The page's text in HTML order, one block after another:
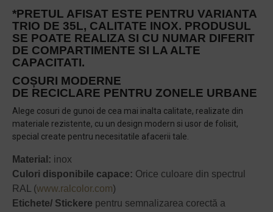
*PRETUL AFISAT ESTE PENTRU VARIANTA
TRIO DE 35L, CALITATE INOX. PRODUSUL
SE POATE REALIZA SI CU NUMAR DIFERIT
DE COMPARTIMENTE SI LA ALTE
CAPACITATI.
COȘURI MODERNE
DE RECICLARE PENTRU ZONELE URBANE
Alege cosuri de gunoi de cea mai inalta calitate, realizate din
materiale rezistente, cu un design modern si usor de folisit,
special create pentru necesitatile afacerii tale.
Material: inox
Culori disponibile capace: Orice culoare din spectrul
RAL (www.ralcolor.com)
Etichete/ Stickere pentru semnalizarea corectă a